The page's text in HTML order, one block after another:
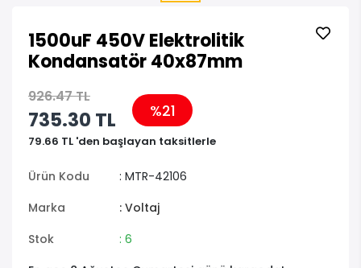
1500uF 450V Elektrolitik
Kondansatör 40x87mm
926.47 TL
735.30 TL %21
79.66 TL 'den başlayan taksitlerle
Ürün Kodu
: MTR-42106
Marka
: Voltaj
Stok
: 6